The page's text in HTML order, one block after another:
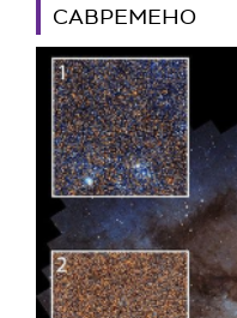
САВРЕМЕНО